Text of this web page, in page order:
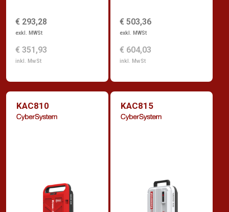
€ 293,28
exkl. MWSt
€ 351,93
inkl. MwSt
€ 503,36
exkl. MWSt
€ 604,03
inkl. MwSt
KAC810 KAC815